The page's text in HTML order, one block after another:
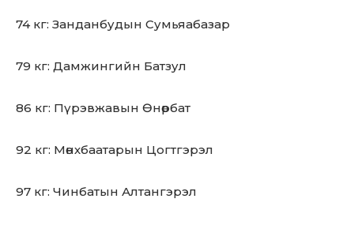
74 кг: Занданбудын Сумьяабазар
79 кг: Дамжингийн Батзул
86 кг: Пүрэвжавын Өнөрбат
92 кг: Мөнхбаатарын Цогтгэрэл
97 кг: Чинбатын Алтангэрэл